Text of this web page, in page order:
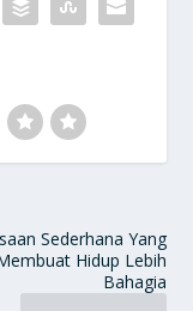
Sederhana Yang
Hidup Lebih
Bahagia